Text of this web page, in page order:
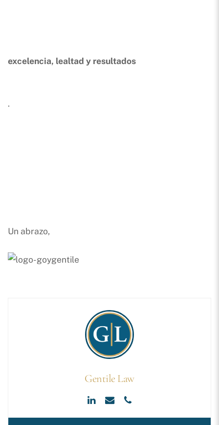
excelencia, lealtad y resultados
.
Un abrazo,
Gentile Law